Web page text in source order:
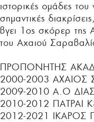
ιστορικές ομάδες του
σημαντικές
βγει 1ος σκόρερ της
του Αχαιού
ΠΡΟΠΟΝΗΤΗΣ
2000-2003 ΑΧΑΙΟΣ
2009-2010 Α.Ο
2010-2012 ΠΑΤΡΑΙ
2012-2021 ΙΚΑΡΟΣ